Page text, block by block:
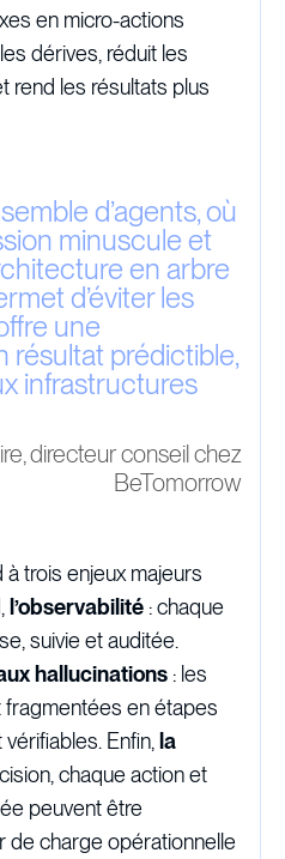
en micro-actions
dérives, réduit les
rend les résultats plus
d’agents, où
minuscule et
en arbre
d’éviter les
une
résultat prédictible,
infrastructures
directeur conseil chez
BeTomorrow
trois enjeux majeurs
l’observabilité : chaque
suivie et auditée.
hallucinations : les
en étapes
Enfin, la
chaque action et
peuvent être
de charge opérationnelle